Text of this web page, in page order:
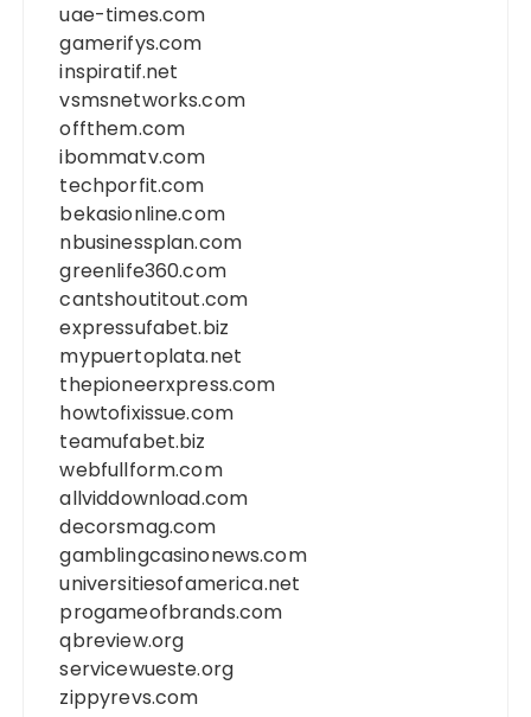
uae-times.com
gamerifys.com
inspiratif.net
vsmsnetworks.com
offthem.com
ibommatv.com
techporfit.com
bekasionline.com
nbusinessplan.com
greenlife360.com
cantshoutitout.com
expressufabet.biz
mypuertoplata.net
thepioneerxpress.com
howtofixissue.com
teamufabet.biz
webfullform.com
allviddownload.com
decorsmag.com
gamblingcasinonews.com
universitiesofamerica.net
progameofbrands.com
qbreview.org
servicewueste.org
zippyrevs.com